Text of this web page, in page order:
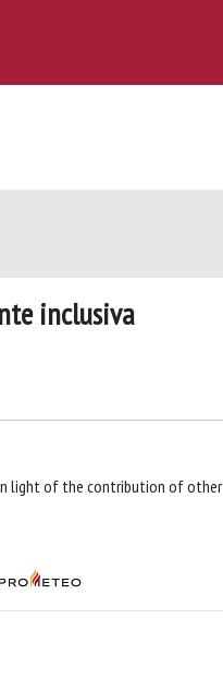
inclusiva
light of the contribution of other